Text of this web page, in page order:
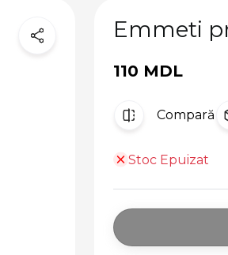
Emmeti
110 MDL
Compară
Stoc Epuizat